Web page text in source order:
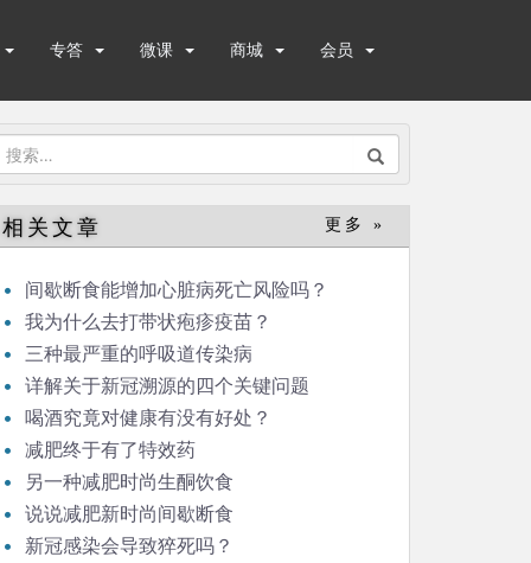
专答 微课 商城 会员
搜
：
相关文章 更多 »
间歇断食能增加心脏病死亡风险吗？
我为什么去打带状疱疹疫苗？
三种最严重的呼吸道传染病
详解关于新冠溯源的四个关键问题
喝酒究竟对健康有没有好处？
减肥终于有了特效药
另一种减肥时尚生酮饮食
说说减肥新时尚间歇断食
新冠感染会导致猝死吗？